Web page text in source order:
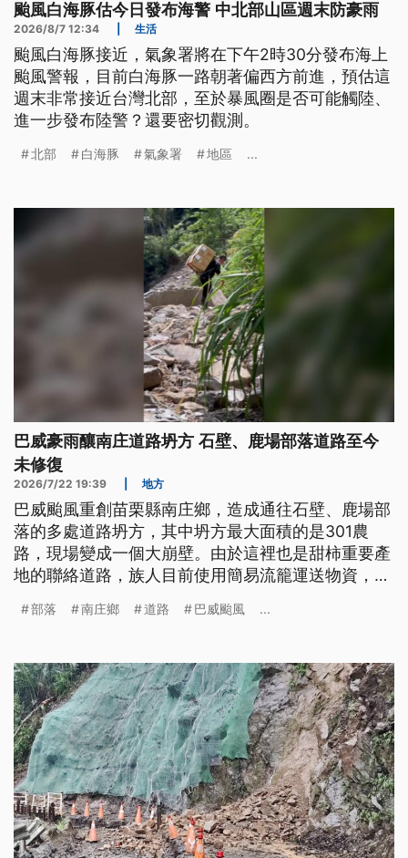
颱風白海豚估今日發布海警 中北部山區週末防豪雨
2026/8/7 12:34 生活
颱風白海豚接近，氣象署將在下午2時30分發布海上
颱風警報，目前白海豚一路朝著偏西方前進，預估這
週末非常接近台灣北部，至於暴風圈是否可能觸陸、
進一步發布陸警？還要密切觀測。
北部 白海豚 氣象署 地區 ...
巴威豪雨釀南庄道路坍方 石壁、鹿場部落道路至今
未修復
2026/7/22 19:39 地方
巴威颱風重創苗栗縣南庄鄉，造成通往石壁、鹿場部
落的多處道路坍方，其中坍方最大面積的是301農
路，現場變成一個大崩壁。由於這裡也是甜柿重要產
地的聯絡道路，族人目前使用簡易流籠運送物資，也
資。
部落 南庄鄉 道路 巴威颱風 ...